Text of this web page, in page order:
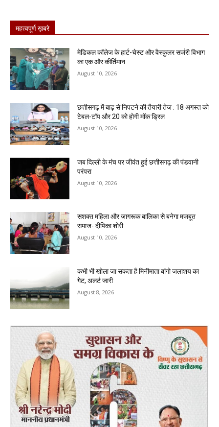
महत्वपूर्ण ख़बरे
​मेडिकल कॉलेज के हार्ट-चेस्ट और वैस्कुलर सर्जरी विभाग
का एक और कीर्तिमान
August 10, 2026
छत्तीसगढ़ में बाढ़ से निपटने की तैयारी तेज : 18 अगस्त को
टेबल-टॉप और 20 को होगी मॉक ड्रिल
August 10, 2026
जब दिल्ली के मंच पर जीवंत हुई छत्तीसगढ़ की पंडवानी
परंपरा
August 10, 2026
सशक्त महिला और जागरूक बालिका से बनेगा मजबूत
समाज- दीपिका शोरी
August 10, 2026
कभी भी खोला जा सकता है मिनीमाता बांगो जलाशय का
गेट, अलर्ट जारी
August 8, 2026